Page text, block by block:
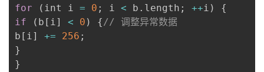
for
( int i = 0 ; i < b . length ; ++i )
{
if
( b [ i] < 0 ) {// 调整异常数据
b [ i] += 256 ;
}
}